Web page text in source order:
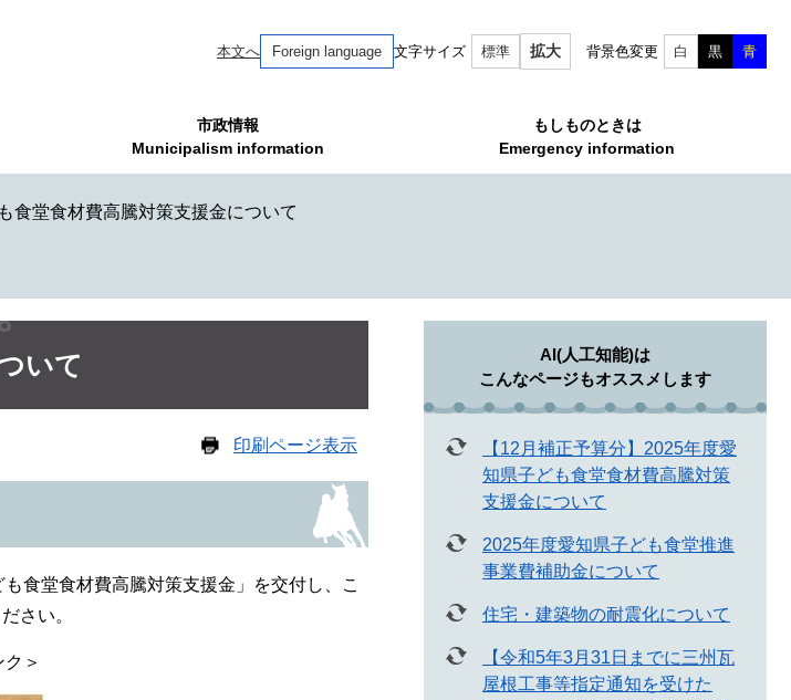
本文へ Foreign language 文字サイズ 標準 拡大 背景色変更 白 黒 青
市政情報
Municipalism information
もしものときは
Emergency information
食堂食材費高騰対策支援金について
いて
印刷ページ表示
食堂食材費高騰対策支援金」を交付し、こ
さい。
ク＞
AI(人工知能)は
こんなページもオススメします
【12月補正予算分】2025年度愛
知県子ども食堂食材費高騰対策
支援金について
2025年度愛知県子ども食堂推進
事業費補助金について
住宅・建築物の耐震化について
【令和5年3月31日までに三州瓦
屋根工事等指定通知を受けた